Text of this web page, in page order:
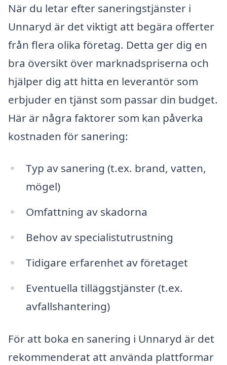
När du letar efter saneringstjänster i
Unnaryd är det viktigt att begära offerter
från flera olika företag. Detta ger dig en
bra översikt över marknadspriserna och
hjälper dig att hitta en leverantör som
erbjuder en tjänst som passar din budget.
Här är några faktorer som kan påverka
kostnaden för sanering:
Typ av sanering (t.ex. brand, vatten,
mögel)
Omfattning av skadorna
Behov av specialistutrustning
Tidigare erfarenhet av företaget
Eventuella tilläggstjänster (t.ex.
avfallshantering)
För att boka en sanering i Unnaryd är det
rekommenderat att använda plattformar